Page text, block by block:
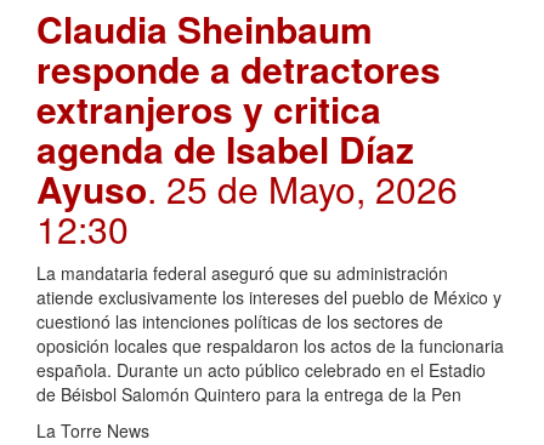
Claudia Sheinbaum
responde a detractores
extranjeros y critica
agenda de Isabel Díaz
Ayuso. 25 de Mayo, 2026
12:30
La mandataria federal aseguró que su administración
atiende exclusivamente los intereses del pueblo de México y
cuestionó las intenciones políticas de los sectores de
oposición locales que respaldaron los actos de la funcionaria
española. Durante un acto público celebrado en el Estadio
de Béisbol Salomón Quintero para la entrega de la Pen
La Torre News